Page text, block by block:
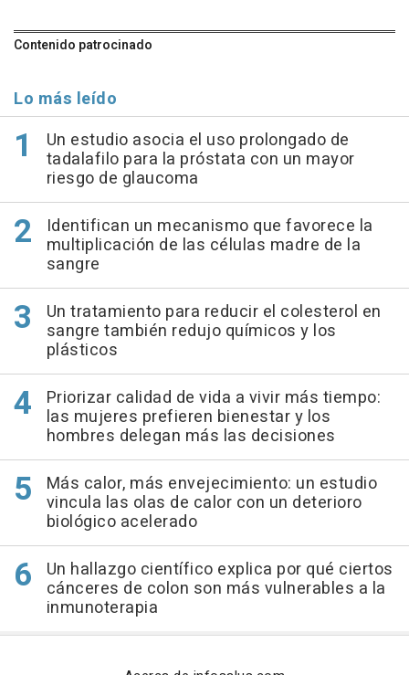
Contenido patrocinado
Lo más leído
Un estudio asocia el uso prolongado de
tadalafilo para la próstata con un mayor
riesgo de glaucoma
Identifican un mecanismo que favorece la
multiplicación de las células madre de la
sangre
Un tratamiento para reducir el colesterol en
sangre también redujo químicos y los
plásticos
Priorizar calidad de vida a vivir más tiempo:
las mujeres prefieren bienestar y los
hombres delegan más las decisiones
Más calor, más envejecimiento: un estudio
vincula las olas de calor con un deterioro
biológico acelerado
Un hallazgo científico explica por qué ciertos
cánceres de colon son más vulnerables a la
inmunoterapia